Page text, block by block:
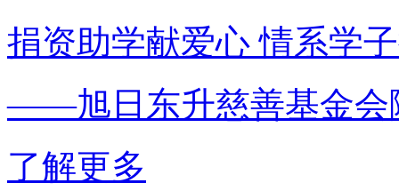
捐资助学献爱心 情系学
——旭日东升慈善基金会
了解更多